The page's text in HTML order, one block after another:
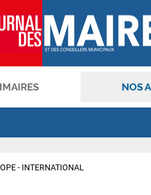
NOS
- INTERNATIONAL